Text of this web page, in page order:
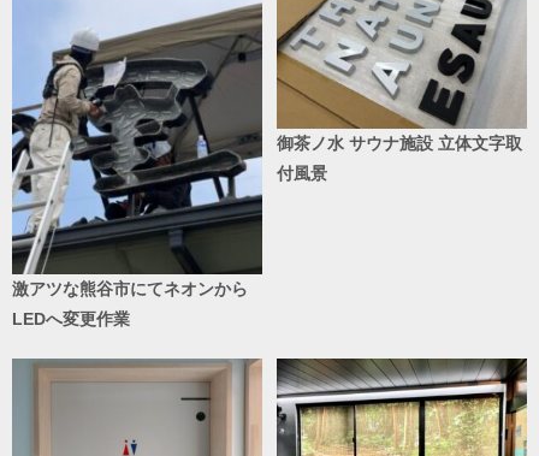
激アツな熊谷市にてネオンから
LEDへ変更作業
御茶ノ水 サウナ施設 立体文字取
付風景